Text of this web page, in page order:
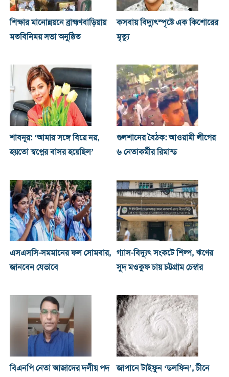
শিক্ষার মানোন্নয়নে ব্রাহ্মণবাড়িয়ায়
মতবিনিময় সভা অনুষ্ঠিত
কসবায় বিদ্যুৎস্পৃষ্টে এক কিশোরের
মৃত্যু
শাবনূর: ‘আমার সঙ্গে বিয়ে নয়,
হয়তো স্বপ্নের বাসর হয়েছিল’
গুলশানের বৈঠক: আওয়ামী লীগের
৬ নেতাকর্মীর রিমান্ড
এসএসসি-সমমানের ফল সোমবার,
জানবেন যেভাবে
গ্যাস-বিদ্যুৎ সংকটে শিল্প, ঋণের
সুদ মওকুফ চায় চট্টগ্রাম চেম্বার
বিএনপি নেতা আজাদের দলীয় পদ
জাপানে টাইফুন ‘ডলফিন’, চীনে